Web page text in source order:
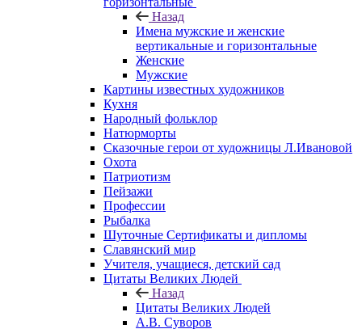
Назад
Имена мужские и женские
вертикальные и горизонтальные
Женские
Мужские
Картины известных художников
Кухня
Народный фольклор
Натюрморты
Сказочные герои от художницы Л.Ивановой
Охота
Патриотизм
Пейзажи
Профессии
Рыбалка
Шуточные Сертификаты и дипломы
Славянский мир
Учителя, учащиеся, детский сад
Цитаты Великих Людей
Назад
Цитаты Великих Людей
А.В. Суворов